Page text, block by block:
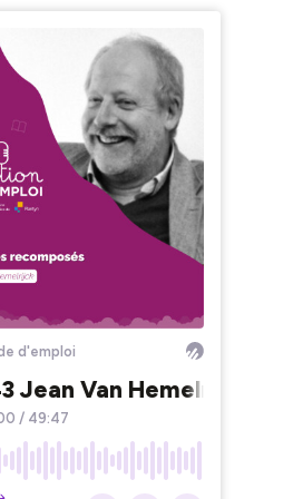
d'emploi
Jean Van Hemelrijck :
/ 49:47